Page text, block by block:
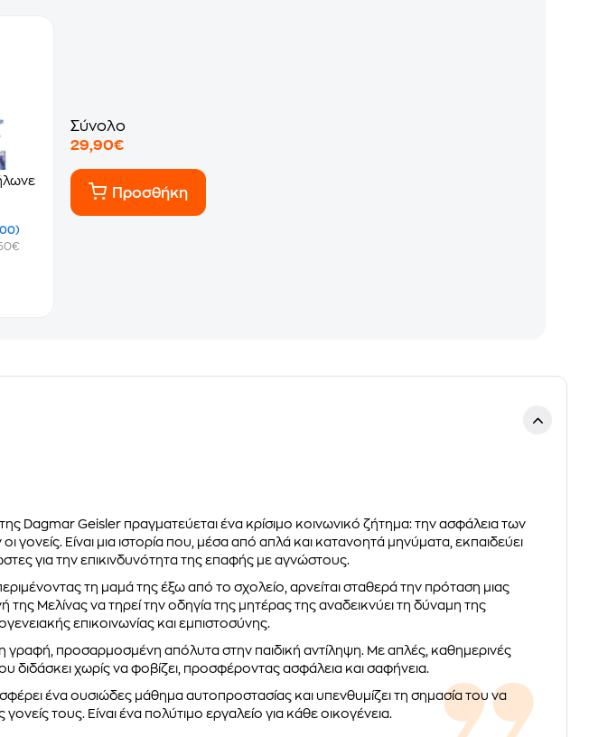
Σύνολο
29,90€
Προσθήκη
Dagmar Geisler πραγματεύεται ένα κρίσιμο κοινωνικό ζήτημα: την ασφάλεια των
γονείς. Είναι μια ιστορία που, μέσα από απλά και κατανοητά μηνύματα, εκπαιδεύει
για την επικινδυνότητα της επαφής με αγνώστους.
τη μαμά της έξω από το σχολείο, αρνείται σταθερά την πρόταση μιας
της Μελίνας να τηρεί την οδηγία της μητέρας της αναδεικνύει τη δύναμη της
επικοινωνίας και εμπιστοσύνης.
γραφή, προσαρμοσμένη απόλυτα στην παιδική αντίληψη. Με απλές, καθημερινές
διδάσκει χωρίς να φοβίζει, προσφέροντας ασφάλεια και σαφήνεια.
ένα ουσιώδες μάθημα αυτοπροστασίας και υπενθυμίζει τη σημασία του να
γονείς τους. Είναι ένα πολύτιμο εργαλείο για κάθε οικογένεια.